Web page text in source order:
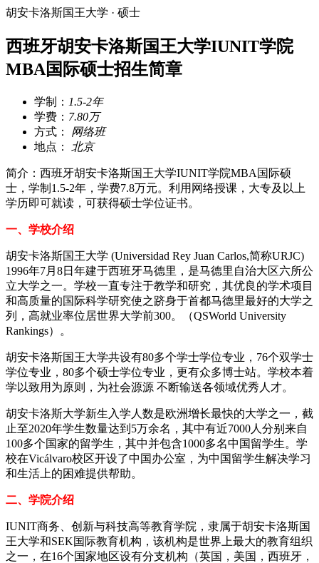
胡安卡洛斯国王大学 · 硕士
西班牙胡安卡洛斯国王大学IUNIT学院
MBA国际硕士招生简章
学制： 1.5-2年
学费： 7.80万
方式：
网络班
地点：
北京
简介：西班牙胡安卡洛斯国王大学IUNIT学院MBA国际硕
士，学制1.5-2年，学费7.8万元。利用网络授课，大专及以上
学历即可就读，可获得硕士学位证书。
一、学校介绍
胡安卡洛斯国王大学 (Universidad Rey Juan Carlos,简称URJC)
1996年7月8日年建于西班牙马德里，是马德里自治大区六所公
立大学之一。学校一直专注于教学和研究，其优良的学术项目
和高质量的国际科学研究使之跻身于首都马德里最好的大学之
列，高就业率位居世界大学前300。（QSWorld University
Rankings）。
胡安卡洛斯国王大学共设有80多个学士学位专业，76个双学士
学位专业，80多个硕士学位专业，更有众多博士站。学校本着
学以致用为原则，为社会源源 不断输送各领域优秀人才。
胡安卡洛斯大学新生入学人数是欧洲增长最快的大学之一，截
止至2020年学生数量达到5万余名，其中有近7000人分别来自
100多个国家的留学生，其中并包含1000多名中国留学生。学
校在Vicálvaro校区开设了中国办公室，为中国留学生解决学习
和生活上的困难提供帮助。
二、学院介绍
IUNIT商务、创新与科技高等教育学院，隶属于胡安卡洛斯国
王大学和SEK国际教育机构，该机构是世界上最大的教育组织
之一，在16个国家地区设有分支机构（英国，美国，西班牙，